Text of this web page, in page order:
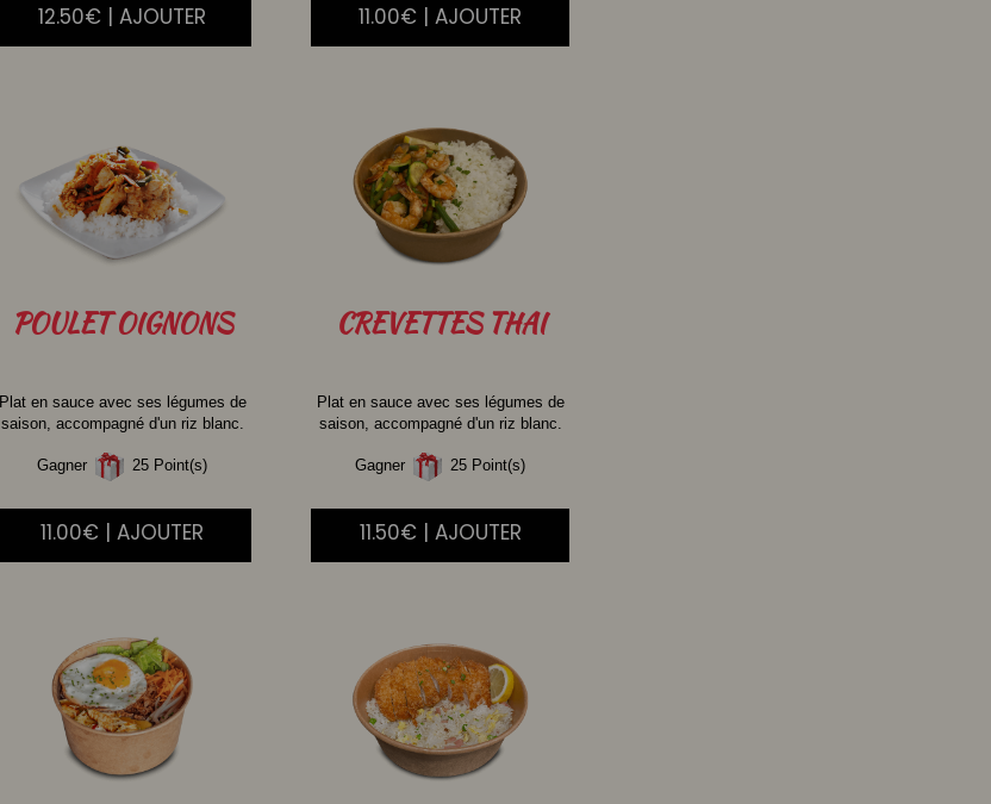
12.50€ | AJOUTER 11.00€ | AJOUTER
POULETOIGNONS
Plat en sauce avec ses légumes de
saison, accompagné d'un riz blanc.
Gagner 25 Point(s)
11.00€ | AJOUTER
CREVETTESTHAI
Plat en sauce avec ses légumes de
saison, accompagné d'un riz blanc.
Gagner 25 Point(s)
11.50€ | AJOUTER